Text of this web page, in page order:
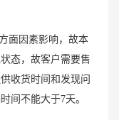
面因素影响，故本
态，故客户需要售
收货时间和发现问
间不能大于7天。